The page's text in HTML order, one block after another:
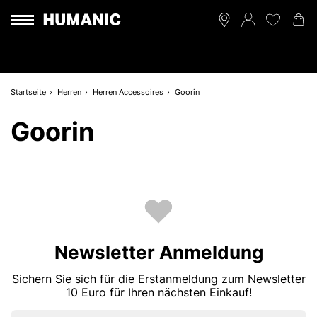
Startseite Herren Herren Accessoires Goorin
Goorin
Newsletter Anmeldung
Sichern Sie sich für die Erstanmeldung zum Newsletter
10 Euro für Ihren nächsten Einkauf!